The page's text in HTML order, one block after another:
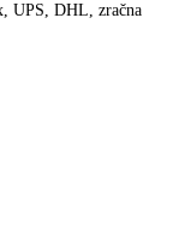
UPS, DHL, zračna